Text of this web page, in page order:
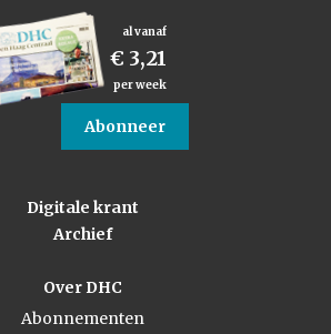
al vanaf
€ 3,21
per week
Abonneer
Digitale krant
Archief
Over DHC
Abonnementen